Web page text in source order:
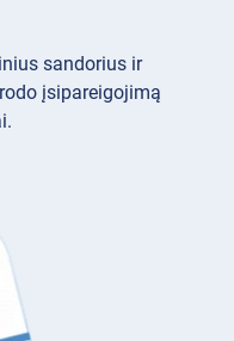
sandorius ir
įsipareigojimą